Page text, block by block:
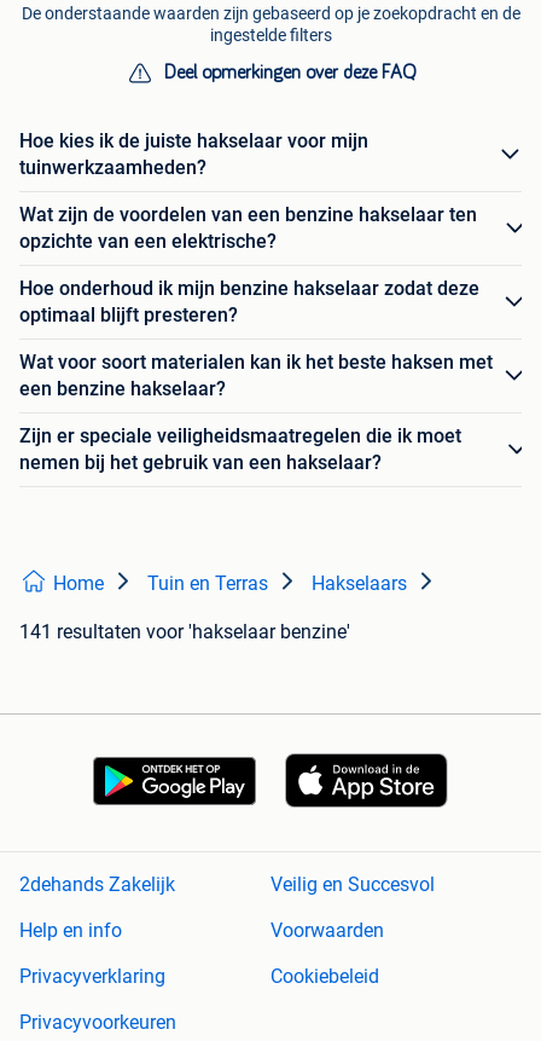
De onderstaande waarden zijn gebaseerd op je zoekopdracht en de
ingestelde filters
Deel opmerkingen over deze FAQ
Hoe kies ik de juiste hakselaar voor mijn
tuinwerkzaamheden?
Wat zijn de voordelen van een benzine hakselaar ten
opzichte van een elektrische?
Hoe onderhoud ik mijn benzine hakselaar zodat deze
optimaal blijft presteren?
Wat voor soort materialen kan ik het beste haksen met
een benzine hakselaar?
Zijn er speciale veiligheidsmaatregelen die ik moet
nemen bij het gebruik van een hakselaar?
Home Tuin en Terras Hakselaars
141 resultaten voor 'hakselaar benzine'
2dehands Zakelijk
Veilig en Succesvol
Help en info
Voorwaarden
Privacyverklaring
Cookiebeleid
Privacyvoorkeuren